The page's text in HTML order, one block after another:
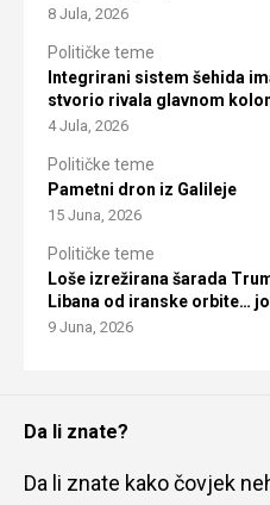
8 Jula, 2026
Političke teme
Integrirani sistem šehida
stvorio rivala glavnom
4 Jula, 2026
Političke teme
Pametni dron iz Galileje
15 Juna, 2026
Političke teme
Loše izrežirana šarada
Libana od iranske orbite…
9 Juna, 2026
Da li znate?
Da li znate kako čovjek